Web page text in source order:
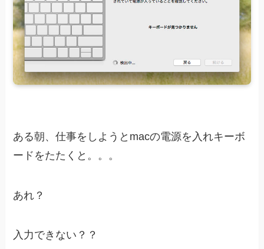
ある朝、仕事をしようとmacの電源を入れキーボ
ードをたたくと。。。
あれ？
入力できない？？